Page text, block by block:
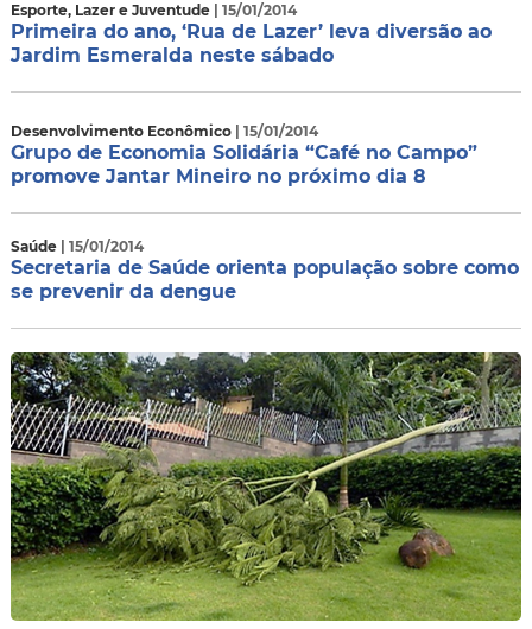
Esporte, Lazer e Juventude | 15/01/2014
Primeira do ano, ‘Rua de Lazer’ leva diversão ao
Jardim Esmeralda neste sábado
Desenvolvimento Econômico | 15/01/2014
Grupo de Economia Solidária “Café no Campo”
promove Jantar Mineiro no próximo dia 8
Saúde | 15/01/2014
Secretaria de Saúde orienta população sobre como
se prevenir da dengue